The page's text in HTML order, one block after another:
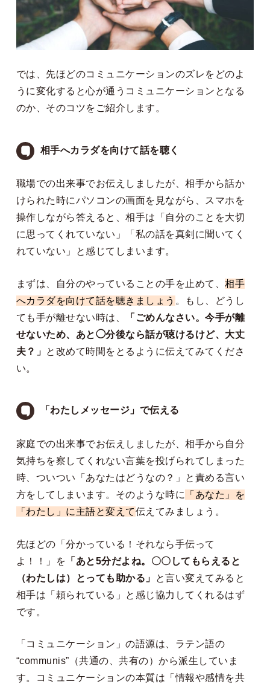
では、先ほどのコミュニケーションのズレをどのよ
うに変化すると心が通うコミュニケーションとなる
のか、そのコツをご紹介します。
相手へカラダを向けて話を聴く
職場での出来事でお伝えしましたが、相手から話か
けられた時にパソコンの画面を見ながら、スマホを
操作しながら答えると、相手は「自分のことを大切
に思ってくれていない」「私の話を真剣に聞いてく
れていない」と感じてしまいます。
まずは、自分のやっていることの手を止めて、相手
へカラダを向けて話を聴きましょう 。もし、どうし
ても手が離せない時は、
「ごめんなさい。今手が離
せないため、あと◯分後なら話が聴けるけど、大丈
夫？」 と改めて時間をとるように伝えてみてくださ
い。
「わたしメッセージ」で伝える
家庭での出来事でお伝えしましたが、相手から自分
気持ちを察してくれない言葉を投げられてしまった
時、ついつい「あなたはどうなの？」と責める言い
方をしてしまいます。そのような時に
「あなた」を
「わたし」に主語と変えて伝えてみましょう。
先ほどの「分かっている！それなら手伝って
よ！！」を 「あと5分だよね。〇〇してもらえると
（わたしは）とっても助かる」
と言い変えてみると
相手は「頼られている」と感じ協力してくれるはず
です。
「コミュニケーション」の語源は、ラテン語の
“communis”（共通の、共有の）から派生していま
す。コミュニケーションの本質は「情報や感情を共